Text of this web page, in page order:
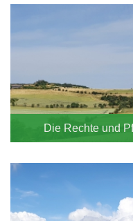
Die Rechte und